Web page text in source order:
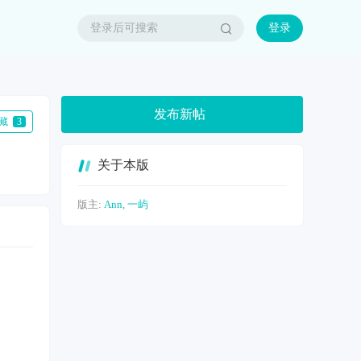
登录
3
发布新帖
关于本版
版主: Ann, 一屿